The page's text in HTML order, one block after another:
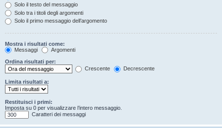
Solo il testo del messaggio
Solo tra i titoli degli argomenti
Solo il primo messaggio dell’argomento
Mostra i risultati come:
Messaggi
Argomenti
Ordina risultati per:
Crescente
Decrescente
Limita risultati a:
Restituisci i primi:
Imposta su 0 per visualizzare l’intero messaggio.
Caratteri dei messaggi